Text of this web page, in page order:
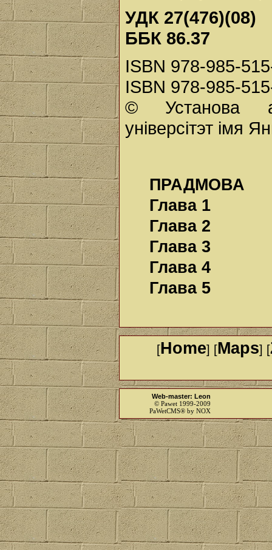
УДК 27(476)(08)
ББК 86.37
ISBN 978-985-
ISBN 978-985-
© Установа
універсітэт імя
ПРАДМОВА
Глава 1
Глава 2
Глава 3
Глава 4
Глава 5
[Home] [Maps] [
Web-master: Leon
© Pawet 1999-2009
PaWetCMS® by NOX